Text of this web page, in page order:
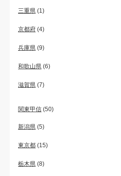
三重県 (1)
京都府 (4)
兵庫県 (9)
和歌山県 (6)
滋賀県 (7)
関東甲信 (50)
新潟県 (5)
東京都 (15)
栃木県 (8)